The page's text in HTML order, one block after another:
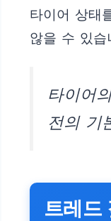
타이어 상태
않을 수 있
타이어
전의 기
트레드